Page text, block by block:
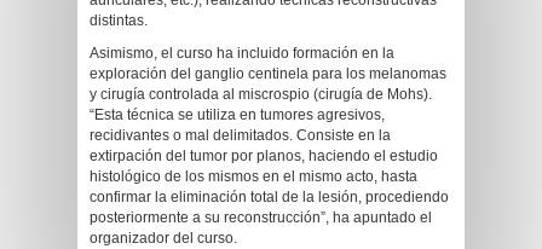
distintas.
Asimismo, el curso ha incluido formación en la
exploración del ganglio centinela para los melanomas
y cirugía controlada al miscrospio (cirugía de Mohs).
“Esta técnica se utiliza en tumores agresivos,
recidivantes o mal delimitados. Consiste en la
extirpación del tumor por planos, haciendo el estudio
histológico de los mismos en el mismo acto, hasta
confirmar la eliminación total de la lesión, procediendo
posteriormente a su reconstrucción”, ha apuntado el
organizador del curso.